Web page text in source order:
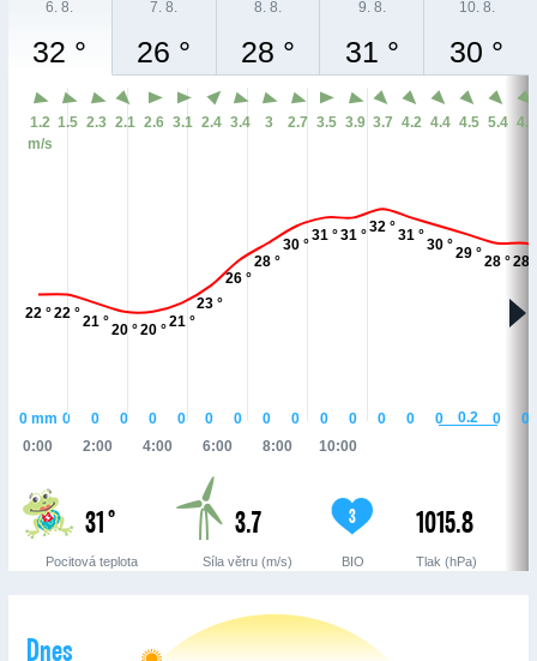
6. 8.
32 °
7. 8.
26 °
8. 8.
28 °
9. 8.
31 °
10. 8.
30 °
22 °22 °
21 °
20 °20 °
21 °
23 °
26 °
28 °
30 °
31 °31 °
32 °
31 °
30 °
29 °
28 °28
0:00 2:00 4:00 6:00 8:00 10:00
0mm 0 0 0 0 0 0 0 0 0 0 0 0 0 0 0.2 0 0
1.2
m/s
1.5 2.3 2.1 2.6 3.1 2.4 3.4 3 2.7 3.5 3.9 3.7 4.2 4.4 4.5 5.4 4.2
31 °
Pocitová teplota
3.7
Síla větru (m/s)
3
BIO
1015.8
Tlak (hPa)
Dnes